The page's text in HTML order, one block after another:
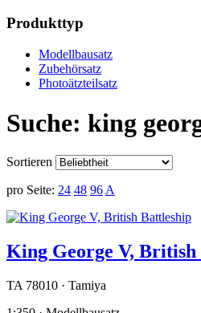
Produkttyp
Modellbausatz
Zubehörsatz
Photoätzteilsatz
Suche: king
Sortieren
pro Seite: 24 48 96 A
King George V,
TA 78010 · Tamiya